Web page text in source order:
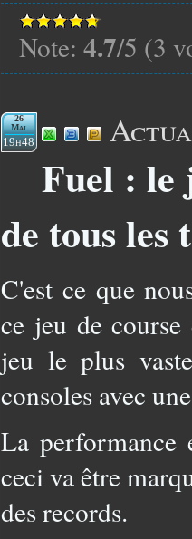
Note: 4.7/5 (3
26
Mai
19h48
Fuel : le
de tous les
C'est ce que
ce jeu de
jeu le plus
consoles avec
La performance
ceci va être
des records.